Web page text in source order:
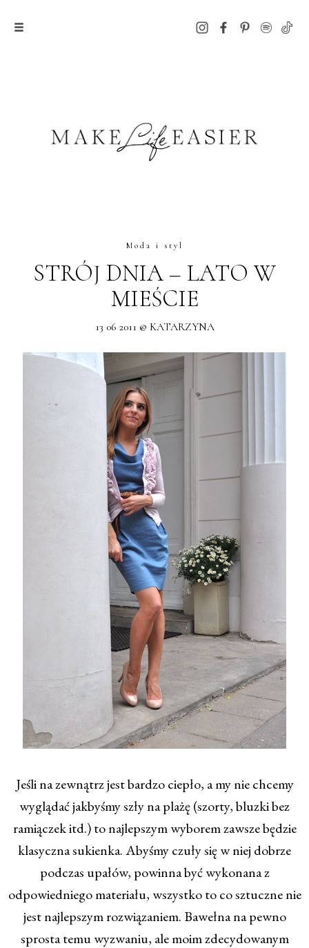
Moda i styl
STRÓJ DNIA – LATO W
MIEŚCIE
13 06 2011 @ KATARZYNA
Jeśli na zewnątrz jest bardzo ciepło, a my nie chcemy
wyglądać jakbyśmy szły na plażę (szorty, bluzki bez
ramiączek itd.) to najlepszym wyborem zawsze będzie
klasyczna sukienka. Abyśmy czuły się w niej dobrze
podczas upałów, powinna być wykonana z
odpowiedniego materiału, wszystko to co sztuczne nie
jest najlepszym rozwiązaniem. Bawełna na pewno
sprosta temu wyzwaniu, ale moim zdecydowanym